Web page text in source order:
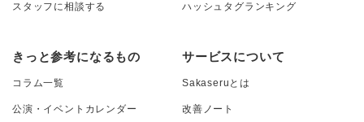
スタッフに相談する ハッシュタグランキング
きっと参考になるもの
コラム一覧
公演・イベントカレンダー
サービスについて
Sakaseruとは
改善ノート